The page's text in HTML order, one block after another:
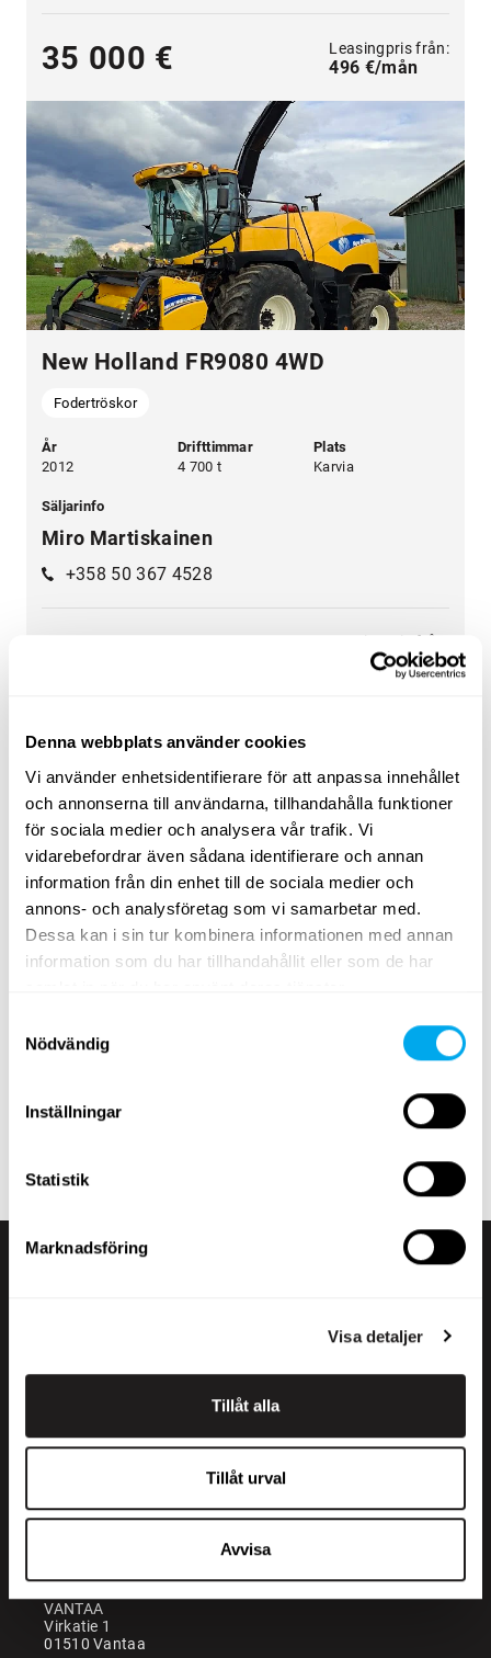
Denna webbplats använder cookies
Vi använder enhetsidentifierare för att anpassa innehållet
och annonserna till användarna, tillhandahålla funktioner
för sociala medier och analysera vår trafik. Vi
vidarebefordrar även sådana identifierare och annan
information från din enhet till de sociala medier och
annons- och analysföretag som vi samarbetar med.
Dessa kan i sin tur kombinera informationen med annan
information som du har tillhandahållit eller som de har
Nödvändig
Inställningar
Statistik
Marknadsföring
Visa detaljer
Tillåt alla
Tillåt urval
Avvisa
35 000 € Leasingpris från:
496 €/mån
New Holland FR9080 4WD
Fodertröskor
År
2012
Drifttimmar
4 700 t
Plats
Karvia
Säljarinfo
Miro Martiskainen
+358 50 367 4528
Leasingpris från:
1 769 €/mån
Ett brett utbud av tunga fordon
Välj kategorientreprenad ,transportfordon,lantbruk
skogsmaskiner,materialhantering ellergrönytemaskiner
Använd sökkriterierna för tunga fordon på sidan för att
fordon efter produktgrupp, märke, modell, ort, modellår,
pris, typ av annons eller produktens totalvikt.
Ta en titt på Maatoris utbud av tunga fordon och hitta
rätt produkt för dina behov! Om du inte hittar det du
+358 200 70070
Kontor
VANTAA
Virkatie 1
01510 Vantaa